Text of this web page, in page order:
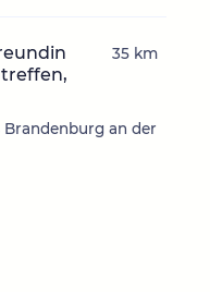
Brandenburg an der
35 km